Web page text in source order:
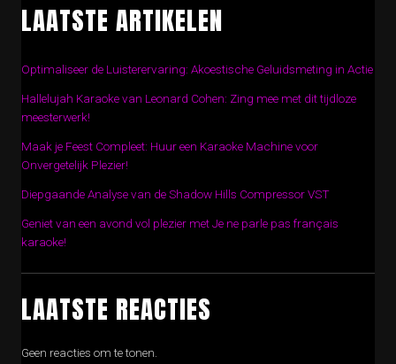
LAATSTE ARTIKELEN
Optimaliseer de Luisterervaring: Akoestische Geluidsmeting in Actie
Hallelujah Karaoke van Leonard Cohen: Zing mee met dit tijdloze
meesterwerk!
Maak je Feest Compleet: Huur een Karaoke Machine voor
Onvergetelijk Plezier!
Diepgaande Analyse van de Shadow Hills Compressor VST
Geniet van een avond vol plezier met Je ne parle pas français
karaoke!
LAATSTE REACTIES
Geen reacties om te tonen.